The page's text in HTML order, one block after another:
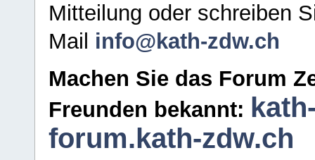
Mitteilung oder schreiben
Mail info@kath-zdw.ch
Machen Sie das Forum
Freunden bekannt:
forum.kath-zdw.ch